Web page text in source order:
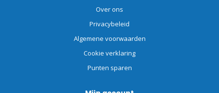
Over ons
Privacybeleid
Algemene voorwaarden
Cookie verklaring
Punten sparen